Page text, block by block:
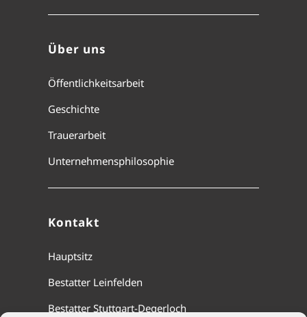
Über uns
Öffentlichkeitsarbeit
Geschichte
Trauerarbeit
Unternehmensphilosophie
Kontakt
Hauptsitz
Bestatter Leinfelden
Bestatter Stuttgart-Degerloch